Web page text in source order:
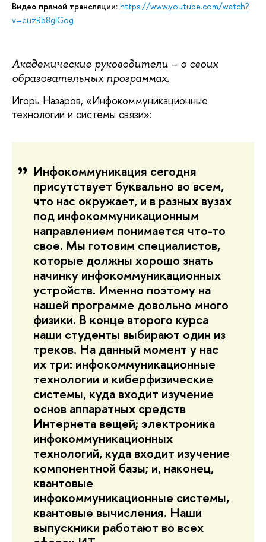
Видео прямой трансляции: https://www.youtube.com/watch?
v=euzRb8glGog
Академические руководители – о своих
образовательных программах.
Игорь Назаров, «Инфокоммуникационные
технологии и системы связи»:
Инфокоммуникация сегодня
присутствует буквально во всем,
что нас окружает, и в разных вузах
под инфокоммуникационным
направлением понимается что-то
свое. Мы готовим специалистов,
которые должны хорошо знать
начинку инфокоммуникационных
устройств. Именно поэтому на
нашей программе довольно много
физики. В конце второго курса
наши студенты выбирают один из
треков. На данный момент у нас
их три: инфокоммуникационные
технологии и киберфизические
системы, куда входит изучение
основ аппаратных средств
Интернета вещей; электроника
инфокоммуникационных
технологий, куда входит изучение
компонентной базы; и, наконец,
квантовые
инфокоммуникационные системы,
квантовые вычисления. Наши
выпускники работают во всех